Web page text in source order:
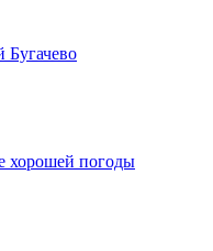
Бугачево
хорошей погоды